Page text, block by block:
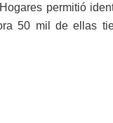
permitió
50 mil de ellas